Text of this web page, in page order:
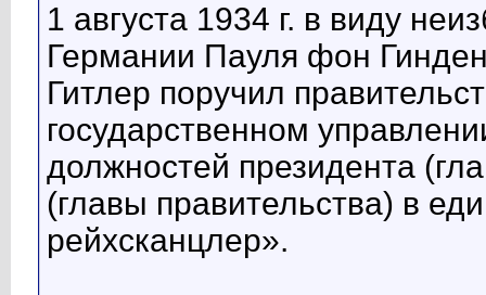
1 августа 1934 г. в виду
Германии Пауля фон
Гитлер поручил
государственном
должностей президента
(главы правительства) в
рейхсканцлер».